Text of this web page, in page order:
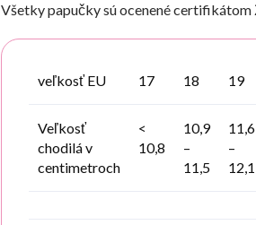
Všetky papučky sú ocenené
veľkosť EU 17 18 19
Veľkosť
chodilá v
centimetroch
<
10,8
10,9
–
11,5
11,6
–
12,1